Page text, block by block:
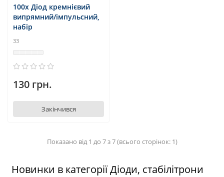
100x Діод кремнієвий
випрямний/імпульсний,
набір
33
130 грн.
Закінчився
Показано від 1 до 7 з 7 (всього сторінок: 1)
Новинки в категорії Діоди, стабілітрони